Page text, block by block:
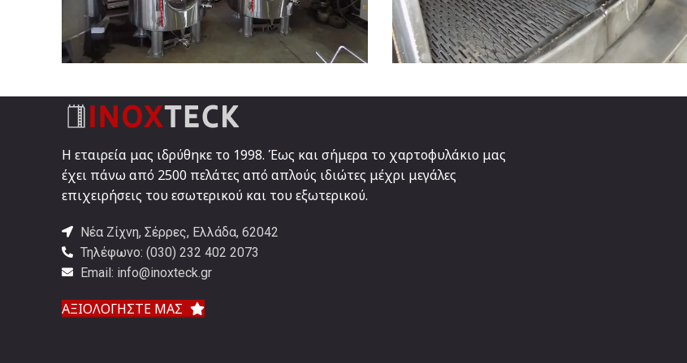
ΟΙΝΟΣ
ΔΕΞΑΜΕΝΕΣ ΑΦΡΩΔΟΥΣ ΟΙΝΟΥ
Η εταιρεία μας ιδρύθηκε το 1998. Έως και σήμερα το χαρτοφυλάκιο μας
έχει πάνω από 2500 πελάτες από απλούς ιδιώτες μέχρι μεγάλες
επιχειρήσεις του εσωτερικού και του εξωτερικού.
Νέα Ζίχνη, Σέρρες, Ελλάδα, 62042
Τηλέφωνο: (030) 232 402 2073
Email: info@inoxteck.gr
ΑΞΙΟΛΟΓΗΣΤΕ ΜΑΣ